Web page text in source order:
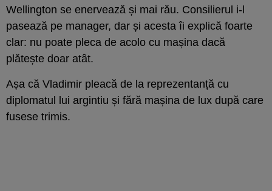
Wellington se enervează și mai rău. Consilierul i-l
pasează pe manager, dar și acesta îi explică foarte
clar: nu poate pleca de acolo cu mașina dacă
plătește doar atât.
Așa că Vladimir pleacă de la reprezentanță cu
diplomatul lui argintiu și fără mașina de lux după care
fusese trimis.